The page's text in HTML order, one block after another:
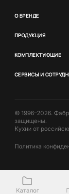
О БРЕНДЕ
ПРОДУКЦИЯ
КОМПЛЕКТУЮЩИЕ
СЕРВИСЫ И
© 1996–2026.
защищены.
Кухни от
Политика
Каталог